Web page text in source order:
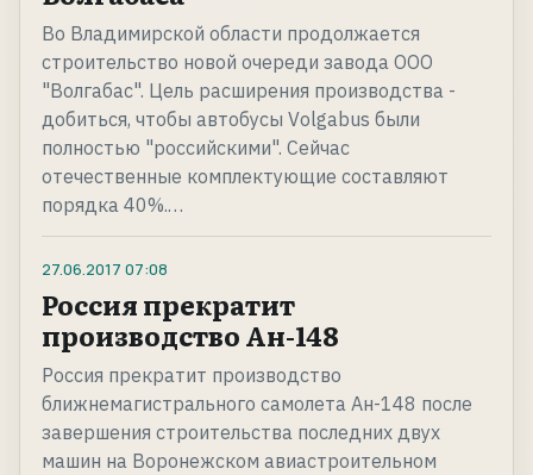
Во Владимирской области продолжается
строительство новой очереди завода ООО
"Волгабас". Цель расширения производства -
добиться, чтобы автобусы Volgabus были
полностью "российскими". Сейчас
отечественные комплектующие составляют
порядка 40%.…
27.06.2017 07:08
Россия прекратит
производство Ан-148
Россия прекратит производство
ближнемагистрального самолета Ан-148 после
завершения строительства последних двух
машин на Воронежском авиастроительном